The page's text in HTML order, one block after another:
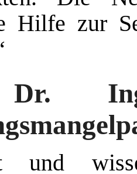
Hilfe zur
und